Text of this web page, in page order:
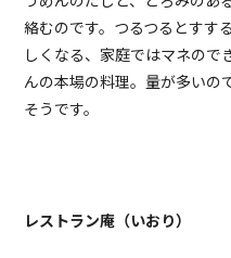
絡むのです。つるつるとすす
しくなる、家庭ではマネので
んの本場の料理。量が多いの
そうです。
レストラン庵（いおり）